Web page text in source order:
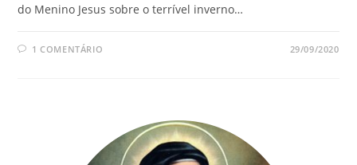
do Menino Jesus sobre o terrível inverno…
1 COMENTÁRIO 29/09/2020